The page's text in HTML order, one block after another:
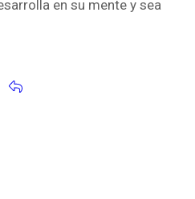
en su mente y sea